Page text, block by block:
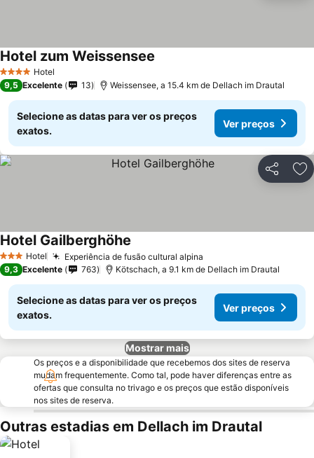
4 EstrelasHotel
Hotel zum Weissensee
9,5 Excelente 13 Weissensee, a 15.4 km de Dellach im Drautal
Selecione as datas para ver os preços
exatos.
Ver preços
Partilhar
3 EstrelasHotel Experiência de fusão cultural alpina
Hotel Gailberghöhe
9,3 Excelente 763 Kötschach, a 9.1 km de Dellach im Drautal
Selecione as datas para ver os preços
exatos.
Ver preços
Mostrar mais
Os preços e a disponibilidade que recebemos dos sites de reserva
mudam frequentemente. Como tal, pode haver diferenças entre as
ofertas que consulta no trivago e os preços que estão disponíveis
nos sites de reserva.
Outras estadias em Dellach im Drautal